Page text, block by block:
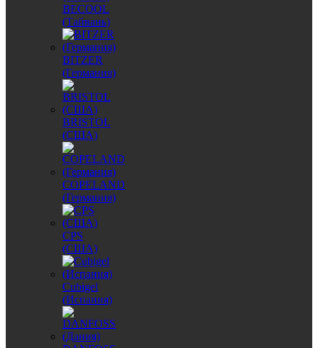
BECOOL
(Тайвань)
BITZER
(Германия)
BRISTOL
(США)
COPELAND
(Германия)
CPS
(США)
Cubigel
(Испания)